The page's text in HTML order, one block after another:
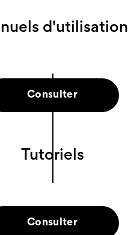
d'utilisation
Consulter
Tutoriels
Consulter